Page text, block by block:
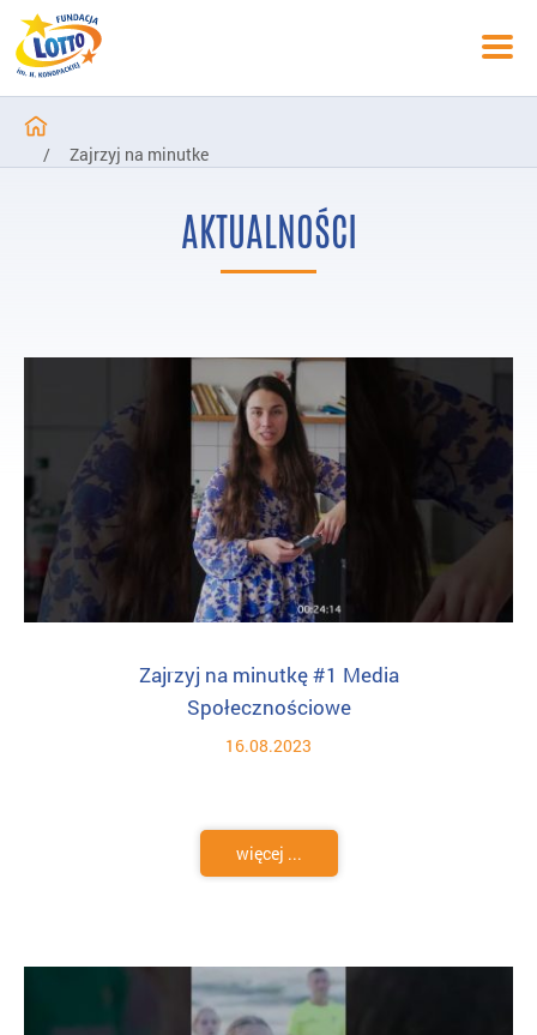
/ Zajrzyj na minutke
AKTUALNOŚCI
Zajrzyj na minutkę #1 Media
Społecznościowe
16.08.2023
więcej ...